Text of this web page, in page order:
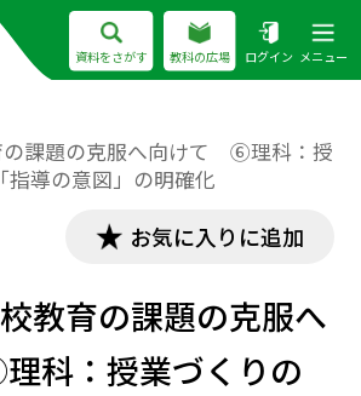
資料をさがす 教科の広場 ログイン メニュー
の課題の克服へ向けて ⑥理科：授
指導の意図」の明確化
お気に入りに追加
教育の課題の克服へ
科：授業づくりの